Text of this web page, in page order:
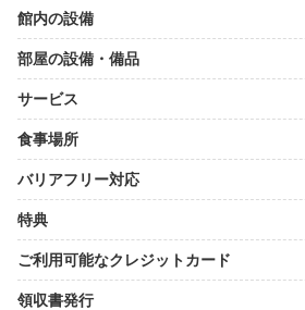
館内の設備
部屋の設備・備品
サービス
食事場所
バリアフリー対応
特典
ご利用可能なクレジットカード
領収書発行